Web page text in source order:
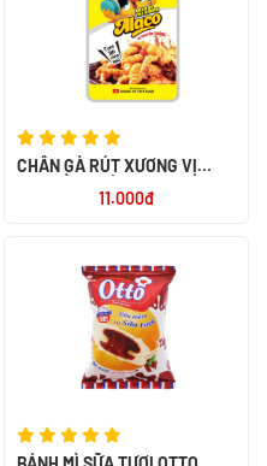
CHÂN GÀ RÚT XƯƠNG VỊ
11.000đ